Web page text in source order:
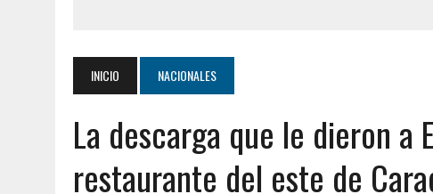
3 AGOSTO, 2026 | YARACUY: INTENTÓ DESCONECTAR SU NEVERA
2 AGOSTO, 2026
AYUDABA A PERSONAS EN SITUACIÓN DE CALLE Y
2 AGOSTO, 2026
| COLAPSÓ TECHO DE UNA VIVIENDA EN EL CENTRO
2 AGOSTO, 2026
FALCÓN: MUJER ATACÓ CON UN CUCHILLO A SUS
INICIO NACIONALES
La descarga que le dieron a
restaurante del este de